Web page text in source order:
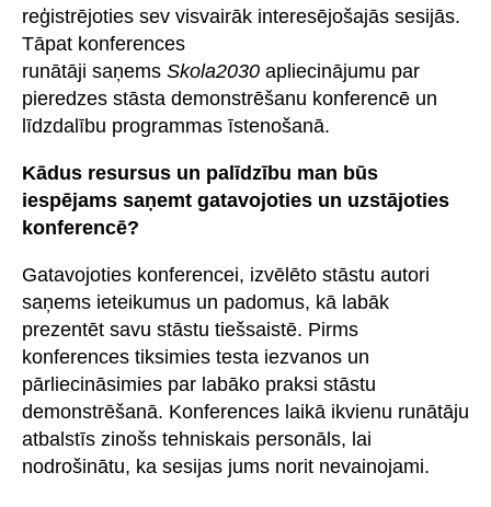
reģistrējoties sev visvairāk interesējošajās sesijās.
Tāpat konferences
runātāji saņems Skola2030 apliecinājumu par
pieredzes stāsta demonstrēšanu konferencē un
līdzdalību programmas īstenošanā.
Kādus resursus un palīdzību man būs
iespējams saņemt gatavojoties un uzstājoties
konferencē?
Gatavojoties konferencei, izvēlēto stāstu autori
saņems ieteikumus un padomus, kā labāk
prezentēt savu stāstu tiešsaistē. Pirms
konferences tiksimies testa iezvanos un
pārliecināsimies par labāko praksi stāstu
demonstrēšanā. Konferences laikā ikvienu runātāju
atbalstīs zinošs tehniskais personāls, lai
nodrošinātu, ka sesijas jums norit nevainojami.